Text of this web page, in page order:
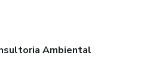
Ambiental